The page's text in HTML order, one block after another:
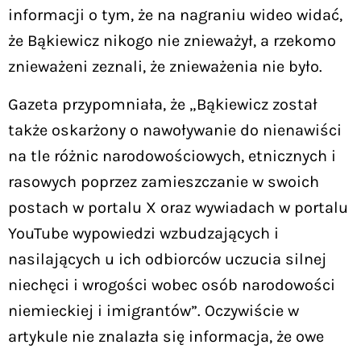
informacji o tym, że na nagraniu wideo widać,
że Bąkiewicz nikogo nie znieważył, a rzekomo
znieważeni zeznali, że znieważenia nie było.
Gazeta przypomniała, że „Bąkiewicz został
także oskarżony o nawoływanie do nienawiści
na tle różnic narodowościowych, etnicznych i
rasowych poprzez zamieszczanie w swoich
postach w portalu X oraz wywiadach w portalu
YouTube wypowiedzi wzbudzających i
nasilających u ich odbiorców uczucia silnej
niechęci i wrogości wobec osób narodowości
niemieckiej i imigrantów”. Oczywiście w
artykule nie znalazła się informacja, że owe